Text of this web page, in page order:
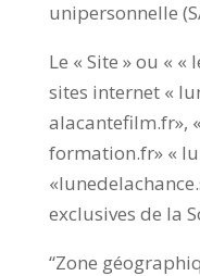
unipersonnelle
Le « Site » ou « «
sites internet «
alacantefilm.fr»,
formation.fr» «
exclusives de la
“Zone